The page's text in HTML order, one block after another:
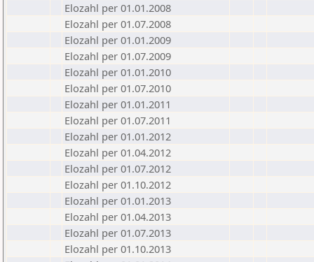
Elozahl per 01.01.2008
Elozahl per 01.07.2008
Elozahl per 01.01.2009
Elozahl per 01.07.2009
Elozahl per 01.01.2010
Elozahl per 01.07.2010
Elozahl per 01.01.2011
Elozahl per 01.07.2011
Elozahl per 01.01.2012
Elozahl per 01.04.2012
Elozahl per 01.07.2012
Elozahl per 01.10.2012
Elozahl per 01.01.2013
Elozahl per 01.04.2013
Elozahl per 01.07.2013
Elozahl per 01.10.2013